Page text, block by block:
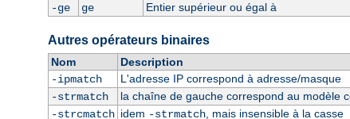
-ge
ge Entier supérieur ou égal à
Autres opérateurs binaires
Nom
Description
-ipmatch
L'adresse IP correspond à adresse/masque
-strmatch
la chaîne de gauche correspond au modèle
-strcmatch idem -strmatch, mais insensible à la casse